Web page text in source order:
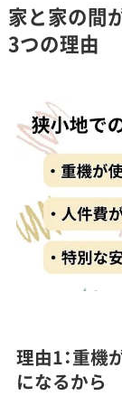
家と家の間
3つの理由
理由1：重機
になるから